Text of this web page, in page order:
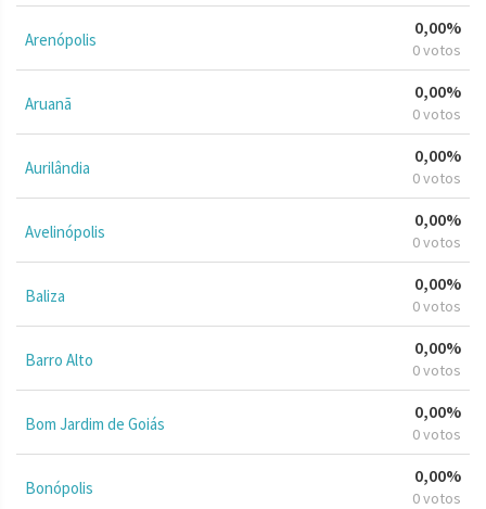
Arenópolis
0,00%
0 votos
Aruanã
0,00%
0 votos
Aurilândia
0,00%
0 votos
Avelinópolis
0,00%
0 votos
Baliza
0,00%
0 votos
Barro Alto
0,00%
0 votos
Bom Jardim de Goiás
0,00%
0 votos
Bonópolis
0,00%
0 votos